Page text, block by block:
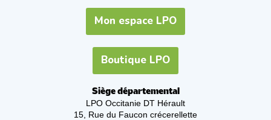
Mon espace LPO
Boutique LPO
Siège départemental
LPO Occitanie DT Hérault
15, Rue du Faucon crécerellette